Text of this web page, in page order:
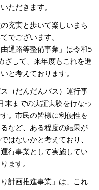
ただきます。
充実と歩いて楽しいまち
でございます。
由通路等整備事業」は令和5
ざして、来年度もこれを進
と考えております。
（だんだんバス）運行事
末までの実証実験を行なっ
。市民の皆様に利便性を
など、ある程度の結果が
はないかと考えており、
行事業として実施してい
ます。
り計画推進事業」は、これ